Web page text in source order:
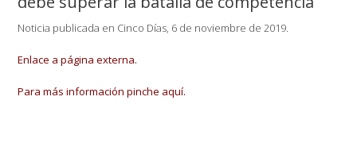
Noticia publicada en Cinco Días, 6 de noviembre de 2019.
Enlace a página externa.
Para más información pinche aquí.